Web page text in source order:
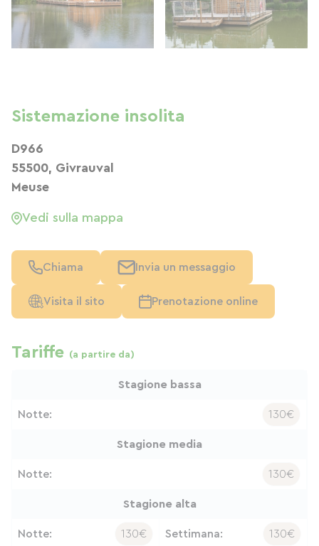
Sistemazione insolita
D966
55500, Givrauval
Meuse
Vedi sulla mappa
Chiama Invia un messaggio
Visita il sito Prenotazione online
Tariffe (a partire da)
Stagione bassa
Notte: 130€
Stagione media
Notte: 130€
Stagione alta
Notte: 130€ Settimana: 130€